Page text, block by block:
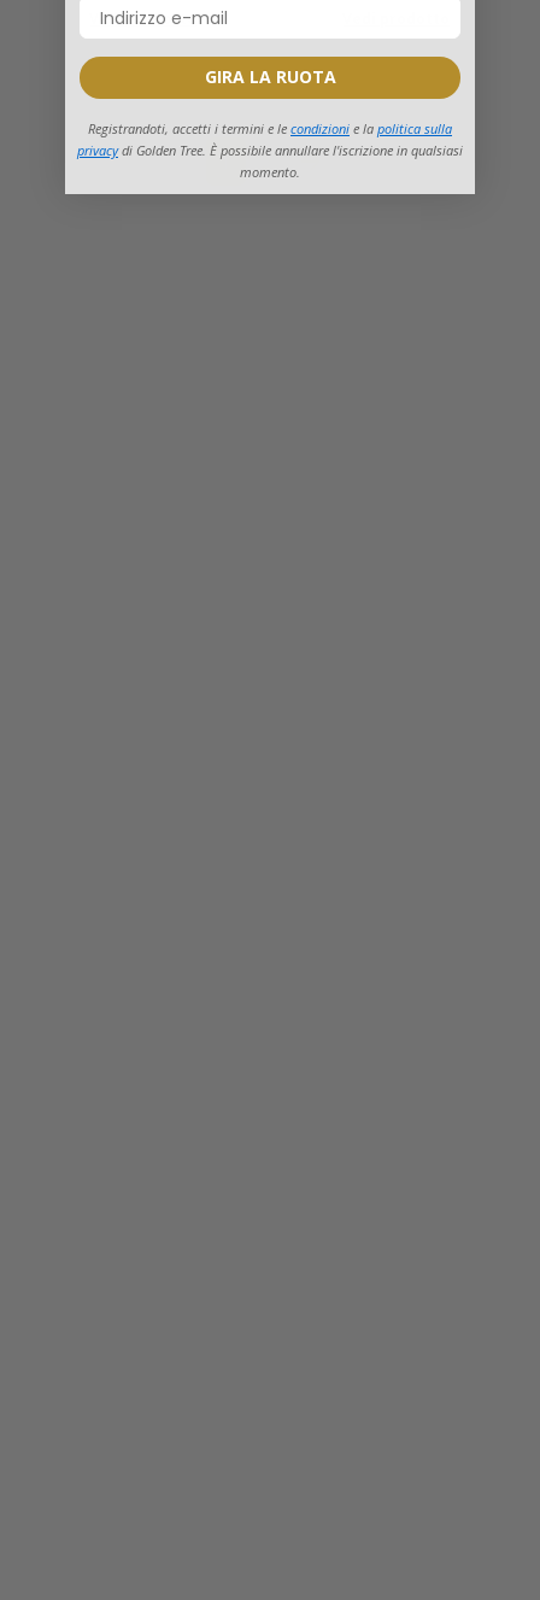
Vedi prodotto
1 2
GIRA LA RUOTA
Registrandoti, accetti i termini e le condizioni e la politica sulla
privacy di Golden Tree. È possibile annullare l'iscrizione in qualsiasi
momento.